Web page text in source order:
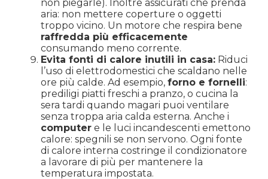
non piegarle). Inoltre assicurati che prenda
aria: non mettere coperture o oggetti
troppo vicino. Un motore che respira bene
raffredda più efficacemente
consumando meno corrente.
Evita fonti di calore inutili in casa: Riduci
l’uso di elettrodomestici che scaldano nelle
ore più calde. Ad esempio, forno e fornelli:
prediligi piatti freschi a pranzo, o cucina la
sera tardi quando magari puoi ventilare
senza troppa aria calda esterna. Anche i
computer e le luci incandescenti emettono
calore: spegnili se non servono. Ogni fonte
di calore interna costringe il condizionatore
a lavorare di più per mantenere la
temperatura impostata.